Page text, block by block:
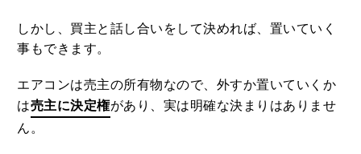
しかし、買主と話し合いをして決めれば、置いていく
事もできます。
エアコンは売主の所有物なので、外すか置いていくか
は売主に決定権があり、実は明確な決まりはありませ
ん。